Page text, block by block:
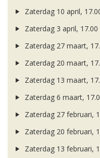
Zaterdag 10 april,
Zaterdag 3 april, 17.00
Zaterdag 27 maart,
Zaterdag 20 maart,
Zaterdag 13 maart,
Zaterdag 6 maart,
Zaterdag 27 februari,
Zaterdag 20 februari,
Zaterdag 13 februari,